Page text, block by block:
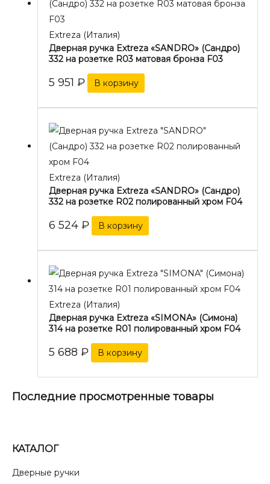
КАТАЛОГ
Дверные ручки
Extreza (Италия)
Дверная ручка Extreza «SANDRO» (Сандро)
332 на розетке R03 матовая бронза F03
5 951 ₽ В корзину
Extreza (Италия)
Дверная ручка Extreza «SANDRO» (Сандро)
332 на розетке R02 полированный хром F04
6 524 ₽ В корзину
Extreza (Италия)
Дверная ручка Extreza «SIMONA» (Симона)
314 на розетке R01 полированный хром F04
5 688 ₽ В корзину
Последние просмотренные товары